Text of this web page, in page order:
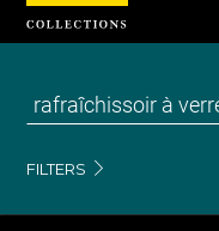
FILTERS
Cookies management